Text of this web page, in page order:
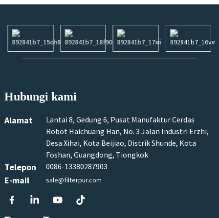
Hubungi kami
Alamat
Lantai 8, Gedung 6, Pusat Manufaktur Cerdas
Robot Haichuang Han, No. 3 Jalan Industri Erzhi,
Desa Xihai, Kota Beijiao, Distrik Shunde, Kota
Foshan, Guangdong, Tiongkok
Telepon 0086-13380287903
E-mail sale@filterpur.com